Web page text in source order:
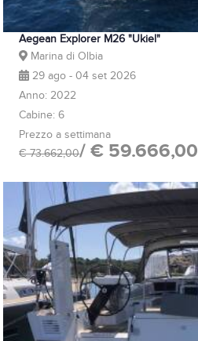
Aegean Explorer M26 "Ukiel"
Marina di Olbia
29 ago - 04 set 2026
Anno: 2022
Cabine: 6
Prezzo a settimana
€ 73.662,00/ € 59.666,00